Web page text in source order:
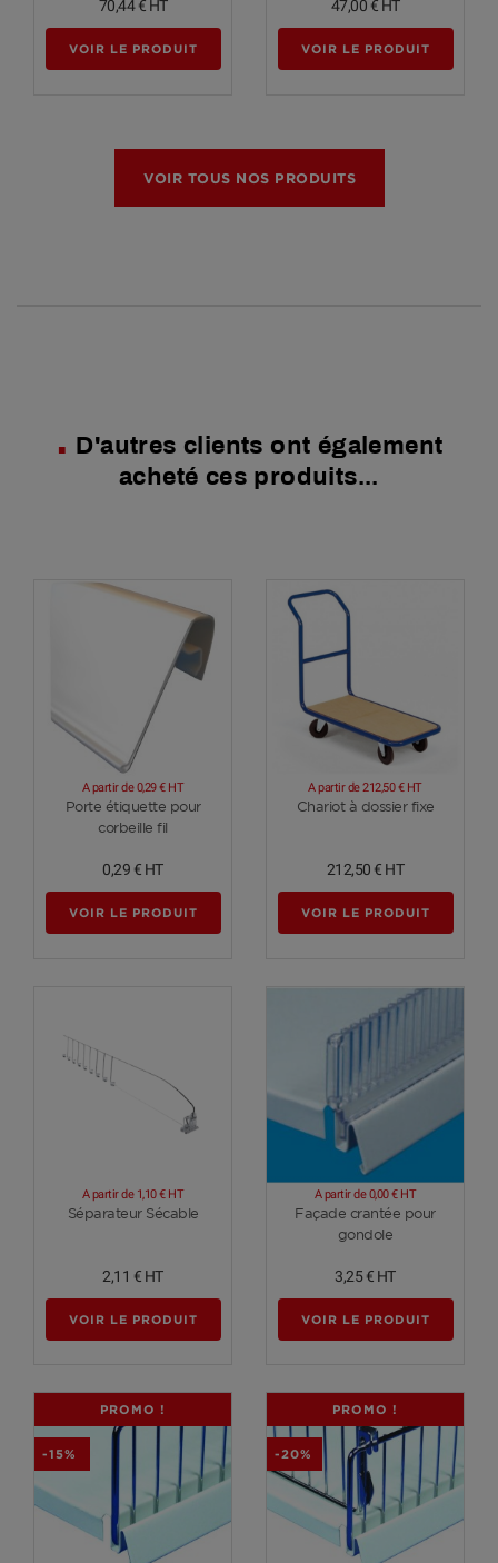
70,44 € HT
VOIR LE PRODUIT
47,00 € HT
VOIR LE PRODUIT
VOIR TOUS NOS PRODUITS
D'autres clients ont également
acheté ces produits...
Voir plus
Porte étiquette pour
corbeille fil
A partir de0,29 € HT
0,29 € HT
VOIR LE PRODUIT
Voir plus
Chariot à dossier fixe
A partir de212,50 € HT
212,50 € HT
VOIR LE PRODUIT
Voir plus
Séparateur Sécable
A partir de 1,10 € HT
2,11 € HT
VOIR LE PRODUIT
Voir plus
Façade crantée pour
gondole
A partir de0,00 € HT
3,25 € HT
VOIR LE PRODUIT
PROMO !
-15%
PROMO !
-20%